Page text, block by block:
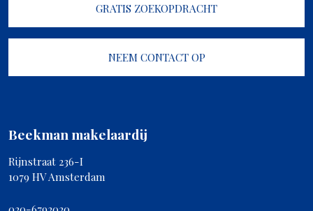
GRATIS ZOEKOPDRACHT
NEEM CONTACT OP
Beekman makelaardij
Rijnstraat 236-I
1079 HV Amsterdam